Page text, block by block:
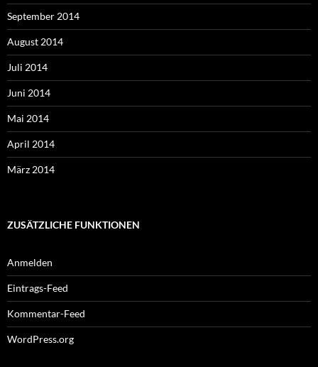
September 2014
August 2014
Juli 2014
Juni 2014
Mai 2014
April 2014
März 2014
ZUSÄTZLICHE FUNKTIONEN
Anmelden
Eintrags-Feed
Kommentar-Feed
WordPress.org